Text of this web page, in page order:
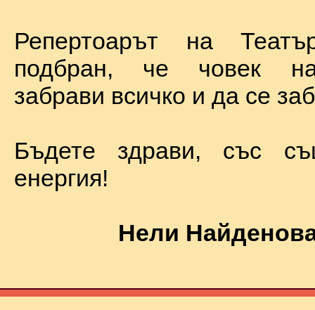
Репертоарът на
подбран, че човек
забрави всичко и да се
Бъдете здрави, със
енергия!
Нели